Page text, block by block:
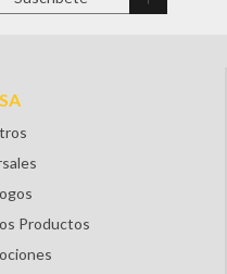
Productos